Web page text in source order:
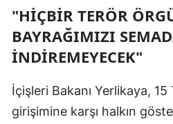
"HİÇBİR TERÖR
BAYRAĞIMIZI
İNDİREMEYECEK"
İçişleri Bakanı Yerlikaya,
girişimine karşı halkın